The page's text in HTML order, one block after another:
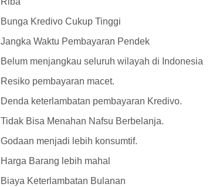
Bunga Kredivo Cukup Tinggi
Jangka Waktu Pembayaran Pendek
Belum menjangkau seluruh wilayah di Indonesia
Resiko pembayaran macet.
Denda keterlambatan pembayaran Kredivo.
Tidak Bisa Menahan Nafsu Berbelanja.
Godaan menjadi lebih konsumtif.
Harga Barang lebih mahal
Biaya Keterlambatan Bulanan